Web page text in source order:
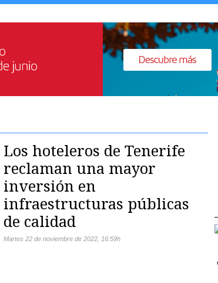
Los hoteleros de Tenerife
reclaman una mayor
inversión en
infraestructuras públicas
de calidad
martes 22 de noviembre de 2022 16:59h